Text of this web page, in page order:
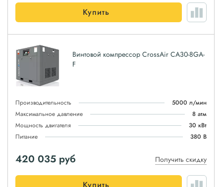
Купить
Винтовой компрессор CrossAir CA30-8GA-
F
Производительность
5000 л/мин
Максимальное давление
8 атм
Мощность двигателя
30 кВт
Питание
380 В
420 035 руб Получить скидку